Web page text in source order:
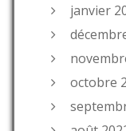
janvier
octobre